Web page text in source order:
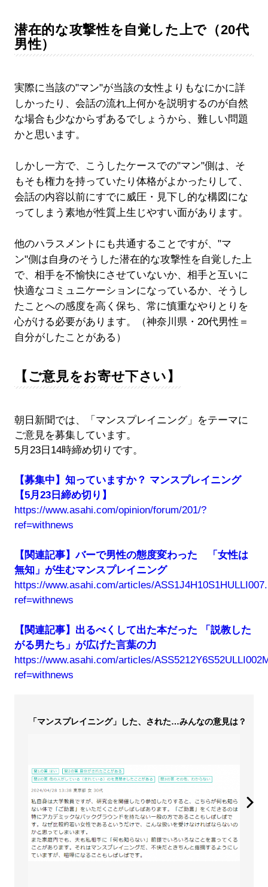
潜在的な攻撃性を自覚した上で（20代
男性）
実際に当該の"マン"が当該の女性よりもなにかに詳
しかったり、会話の流れ上何かを説明するのが自然
な場合も少なからずあるでしょうから、難しい問題
かと思います。
しかし一方で、こうしたケースでの"マン"側は、そ
もそも権力を持っていたり体格がよかったりして、
会話の内容以前にすでに威圧・見下し的な構図にな
ってしまう素地が性質上生じやすい面があります。
他のハラスメントにも共通することですが、"マ
ン"側は自身のそうした潜在的な攻撃性を自覚した上
で、相手を不愉快にさせていないか、相手と互いに
快適なコミュニケーションになっているか、そうし
たことへの感度を高く保ち、常に慎重なやりとりを
心がける必要があります。（神奈川県・20代男性＝
自分がしたことがある）
【ご意見をお寄せ下さい】
朝日新聞では、「マンスプレイニング」をテーマに
ご意見を募集しています。
5月23日14時締め切りです。
【募集中】知っていますか？ マンスプレイニング
【5月23日締め切り】
https://www.asahi.com/opinion/forum/201/?
ref=withnews
【関連記事】バーで男性の態度変わった 「女性は
無知」が生むマンスプレイニング
https://www.asahi.com/articles/
ref=withnews
【関連記事】出るべくして出た本だった 「説教した
がる男たち」が広げた言葉の力
https://www.asahi.com/articles/
ref=withnews
「マンスプレイニング」した、された…みんなの意見は？